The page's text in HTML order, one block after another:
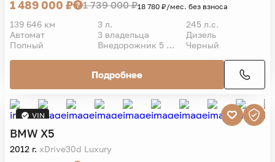
2013 г. xDrive30d
1 489 000 ₽ 1 739 000 ₽ 18 780 ₽/мес. без взноса
139 646 км 3 л.
245 л.с.
Полный
VIN
BMW X5